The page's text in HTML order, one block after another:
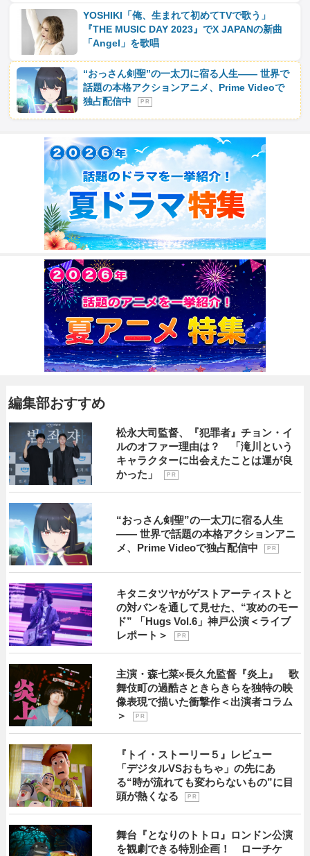
YOSHIKI「俺、生まれて初めてTVで歌う」
『THE MUSIC DAY 2023』でX JAPANの新曲
「Angel」を歌唱
“おっさん剣聖”の一太刀に宿る人生―― 世界で
話題の本格アクションアニメ、Prime Videoで
独占配信中
P R
編集部おすすめ
松永大司監督、『犯罪者』チョン・イ
ルのオファー理由は？ 「滝川という
キャラクターに出会えたことは運が良
かった」
P R
“おっさん剣聖”の一太刀に宿る人生
―― 世界で話題の本格アクションアニ
メ、Prime Videoで独占配信中
P R
キタニタツヤがゲストアーティストと
の対バンを通して見せた、“攻めのモー
ド” 「Hugs Vol.6」神戸公演＜ライブ
レポート＞
P R
主演・森七菜×長久允監督『炎上』 歌
舞伎町の過酷さときらきらを独特の映
像表現で描いた衝撃作＜出演者コラム
＞
P R
『トイ・ストーリー５』レビュー
「デジタルVSおもちゃ」の先にあ
る“時が流れても変わらないもの”に目
頭が熱くなる
P R
舞台『となりのトトロ』ロンドン公演
を観劇できる特別企画！ ローチケ